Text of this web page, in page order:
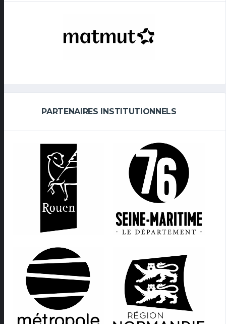
PARTENAIRES INSTITUTIONNELS